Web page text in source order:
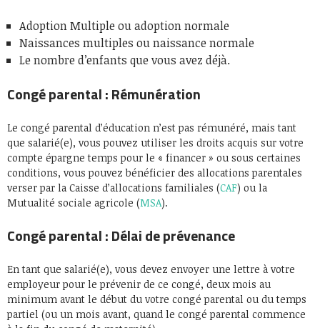
Adoption Multiple ou adoption normale
Naissances multiples ou naissance normale
Le nombre d’enfants que vous avez déjà.
Congé parental : Rémunération
Le congé parental d’éducation n’est pas rémunéré, mais tant
que salarié(e), vous pouvez utiliser les droits acquis sur votre
compte épargne temps pour le « financer » ou sous certaines
conditions, vous pouvez bénéficier des allocations parentales
verser par la Caisse d’allocations familiales (CAF) ou la
Mutualité sociale agricole (MSA).
Congé parental : Délai de prévenance
En tant que salarié(e), vous devez envoyer une lettre à votre
employeur pour le prévenir de ce congé, deux mois au
minimum avant le début du votre congé parental ou du temps
partiel (ou un mois avant, quand le congé parental commence